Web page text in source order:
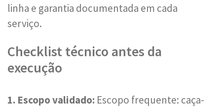
linha e garantia documentada em cada
serviço.
Checklist técnico antes da
execução
1. Escopo validado: Escopo frequente: caça-